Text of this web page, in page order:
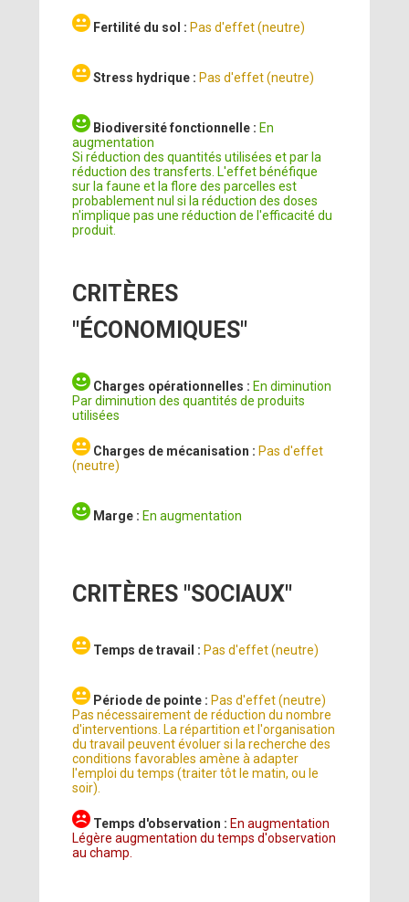
Fertilité du sol : Pas d'effet (neutre)
Stress hydrique : Pas d'effet (neutre)
Biodiversité fonctionnelle : En
augmentation
Si réduction des quantités utilisées et par la
réduction des transferts. L'effet bénéfique
sur la faune et la flore des parcelles est
probablement nul si la réduction des doses
n'implique pas une réduction de l'efficacité du
produit.
CRITÈRES
"ÉCONOMIQUES"
Charges opérationnelles : En diminution
Par diminution des quantités de produits
utilisées
Charges de mécanisation : Pas d'effet
(neutre)
Marge : En augmentation
CRITÈRES "SOCIAUX"
Temps de travail : Pas d'effet (neutre)
Période de pointe : Pas d'effet (neutre)
Pas nécessairement de réduction du nombre
d'interventions. La répartition et l'organisation
du travail peuvent évoluer si la recherche des
conditions favorables amène à adapter
l'emploi du temps (traiter tôt le matin, ou le
soir).
Temps d'observation : En augmentation
Légère augmentation du temps d'observation
au champ.